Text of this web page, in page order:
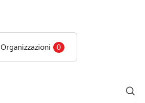
Organizzazioni 0